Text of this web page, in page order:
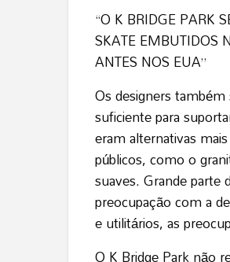
“O K BRIDGE PARK
SKATE EMBUTIDOS
ANTES NOS EUA”
Os designers
suficiente para
eram alternativas
públicos, como o
suaves. Grande parte
preocupação com a
e utilitários, as